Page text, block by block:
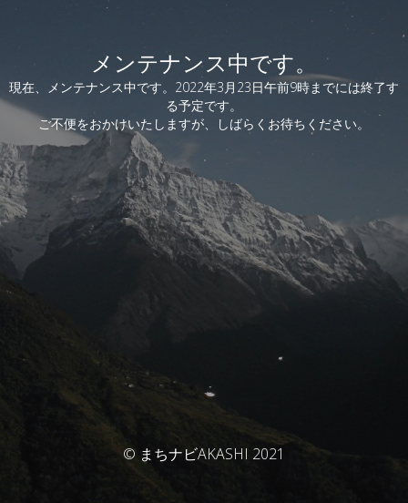
メンテナンス中です。
現在、メンテナンス中です。2022年3月23日午前9時までには終了す
る予定です。
ご不便をおかけいたしますが、しばらくお待ちください。
© まちナビAKASHI 2021